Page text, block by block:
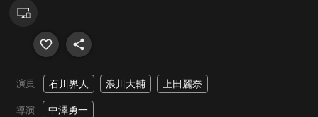
演員 石川界人 浪川大輔 上田麗奈
導演 中澤勇一